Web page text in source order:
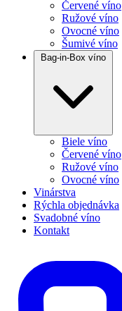
Červené víno
Ružové víno
Ovocné víno
Šumivé víno
Bag-in-Box víno
Biele víno
Červené víno
Ružové víno
Ovocné víno
Vinárstva
Rýchla objednávka
Svadobné víno
Kontakt